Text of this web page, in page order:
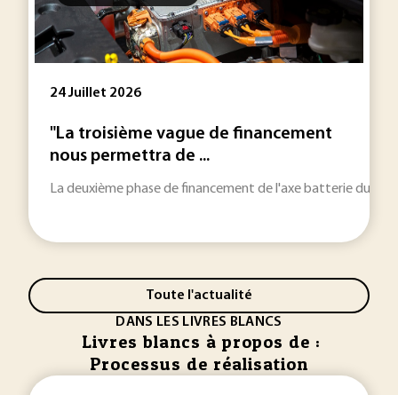
24 Juillet 2026
"La troisième vague de financement
nous permettra de ...
La deuxième phase de financement de l'axe batterie du
Toute l'actualité
DANS LES LIVRES BLANCS
Livres blancs à propos de :
Processus de réalisation